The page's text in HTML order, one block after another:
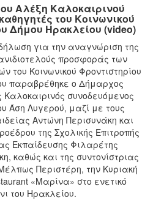
Αλέξη Καλοκαιρινού
του Κοινωνικού
Δήμου Ηρακλείου (video)
για την αναγνώριση της
προσφοράς των
του Κοινωνικού Φροντιστηρίου
παραβρέθηκε ο Δήμαρχος
συνοδευόμενος
Άση Λυγερού, μαζί με τους
Αντώνη Περισυνάκη και
της Σχολικής Επιτροπής
Εκπαίδευσης Φιλαρέτης
καθώς και της συντονίστριας
Περιστέρη, την Κυριακή
«Μαρίνα» στο ενετικό
του Ηρακλείου.